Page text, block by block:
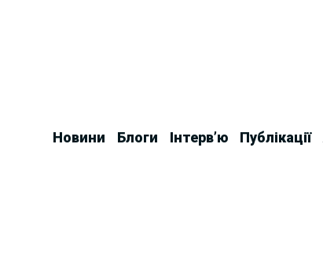
Новини Блоги Інтерв’ю Публікації